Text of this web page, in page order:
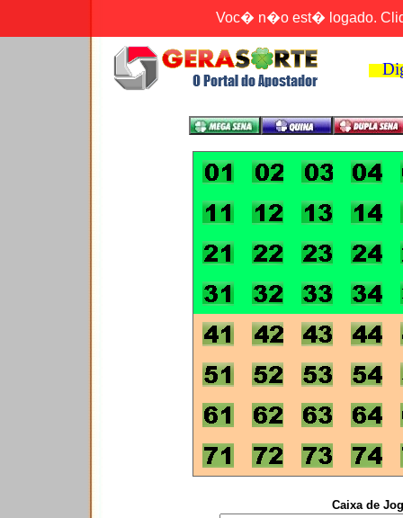
Voc� n�o est� logado.
Caixa de